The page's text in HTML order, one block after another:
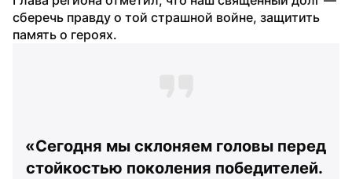
сберечь правду о той страшной войне, защитить
память о героях.
«Сегодня мы склоняем головы перед
стойкостью поколения победителей.